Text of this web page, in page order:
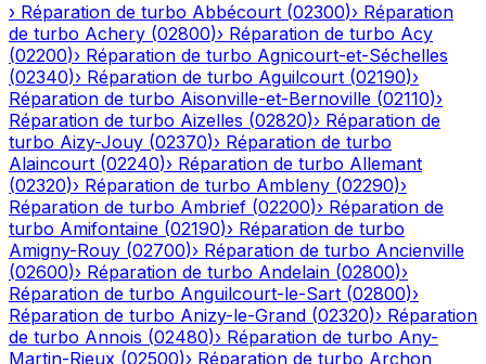
› Réparation de turbo Abbécourt (02300)› Réparation
de turbo Achery (02800)› Réparation de turbo Acy
(02200)› Réparation de turbo Agnicourt-et-Séchelles
(02340)› Réparation de turbo Aguilcourt (02190)›
Réparation de turbo Aisonville-et-Bernoville (02110)›
Réparation de turbo Aizelles (02820)› Réparation de
turbo Aizy-Jouy (02370)› Réparation de turbo
Alaincourt (02240)› Réparation de turbo Allemant
(02320)› Réparation de turbo Ambleny (02290)›
Réparation de turbo Ambrief (02200)› Réparation de
turbo Amifontaine (02190)› Réparation de turbo
Amigny-Rouy (02700)› Réparation de turbo Ancienville
(02600)› Réparation de turbo Andelain (02800)›
Réparation de turbo Anguilcourt-le-Sart (02800)›
Réparation de turbo Anizy-le-Grand (02320)› Réparation
de turbo Annois (02480)› Réparation de turbo Any-
Martin-Rieux (02500)› Réparation de turbo Archon